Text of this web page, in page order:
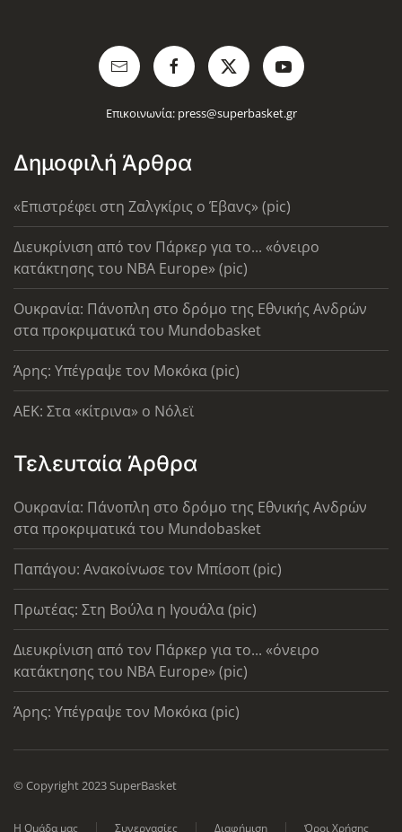
Επικοινωνία: press@superbasket.gr
Δημοφιλή Άρθρα
«Επιστρέφει στη Ζαλγκίρις ο Έβανς» (pic)
Διευκρίνιση από τον Πάρκερ για το... «όνειρο
κατάκτησης του ΝΒΑ Europe» (pic)
Ουκρανία: Πάνοπλη στο δρόμο της Εθνικής Ανδρών
στα προκριματικά του Mundobasket
Άρης: Υπέγραψε τον Μοκόκα (pic)
AEK: Στα «κίτρινα» ο Νόλεϊ
Τελευταία Άρθρα
Ουκρανία: Πάνοπλη στο δρόμο της Εθνικής Ανδρών
στα προκριματικά του Mundobasket
Παπάγου: Ανακοίνωσε τον Μπίσοπ (pic)
Πρωτέας: Στη Βούλα η Ιγουάλα (pic)
Διευκρίνιση από τον Πάρκερ για το... «όνειρο
κατάκτησης του ΝΒΑ Europe» (pic)
Άρης: Υπέγραψε τον Μοκόκα (pic)
© Copyright 2023 SuperBasket
Η Ομάδα μας Συνεργασίες Διαφήμιση Όροι Χρήσης